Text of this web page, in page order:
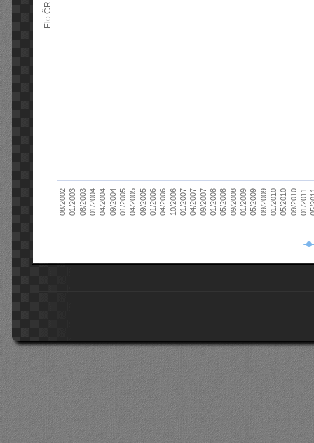
Elo ČR
08/200201/200308/200301/200404/200409/200401/200504/200509/200501/200604/200610/200601/200704/200709/200701/200805/200809/200801/200905/200909/200901/201005/201009/201001/2011